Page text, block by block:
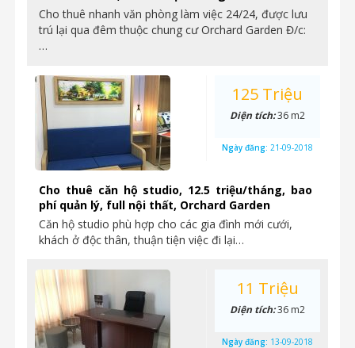
Cho thuê nhanh văn phòng làm việc 24/24, được lưu
trú lại qua đêm thuộc chung cư Orchard Garden Đ/c:
…
Cho thuê căn hộ studio, 12.5 triệu/tháng, bao
phí quản lý, full nội thất, Orchard Garden
Căn hộ studio phù hợp cho các gia đình mới cưới,
khách ở độc thân, thuận tiện việc đi lại…
125 Triệu
Diện tích:36 m2
Ngày đăng: 21-09-2018
11 Triệu
Diện tích:36 m2
Ngày đăng: 13-09-2018